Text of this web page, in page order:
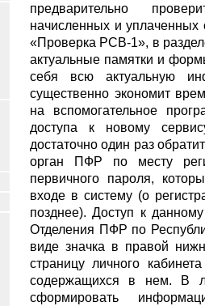
предварительно
начисленных и
«Проверка РСВ-1», в
актуальные памятки и
себя всю актуальную
существенно экономит
на вспомогательное
доступа к новому
достаточно один раз
орган ПФР по месту
первичного пароля,
входе в систему (о
позднее). Доступ к
Отделения ПФР по
виде значка в правой
страницу личного
содержащихся в нем. В
сформировать